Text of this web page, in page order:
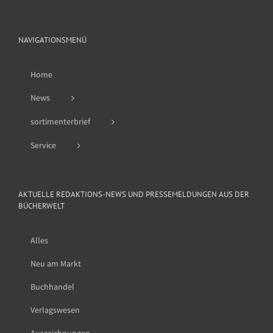
NAVIGATIONSMENÜ
Home
News
sortimenterbrief
Service
AKTUELLE REDAKTIONS-NEWS UND PRESSEMELDUNGEN AUS DER
BÜCHERWELT
Alles
Neu am Markt
Buchhandel
Verlagswesen